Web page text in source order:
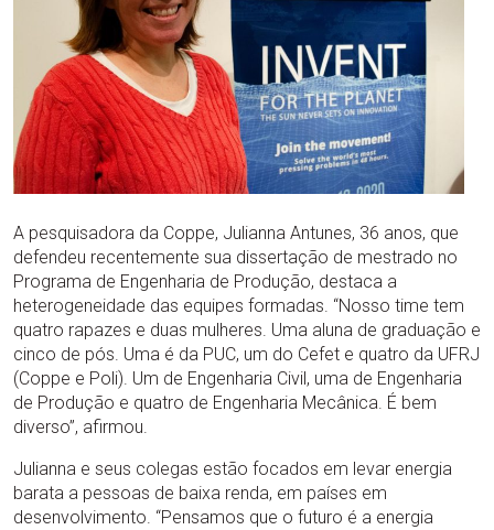
A pesquisadora da Coppe, Julianna Antunes, 36 anos, que
defendeu recentemente sua dissertação de mestrado no
Programa de Engenharia de Produção, destaca a
heterogeneidade das equipes formadas. “Nosso time tem
quatro rapazes e duas mulheres. Uma aluna de graduação e
cinco de pós. Uma é da PUC, um do Cefet e quatro da UFRJ
(Coppe e Poli). Um de Engenharia Civil, uma de Engenharia
de Produção e quatro de Engenharia Mecânica. É bem
diverso”, afirmou.
Julianna e seus colegas estão focados em levar energia
barata a pessoas de baixa renda, em países em
desenvolvimento. “Pensamos que o futuro é a energia